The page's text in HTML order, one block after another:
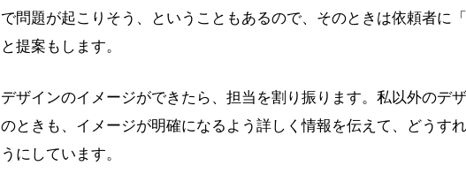
で問題が起こりそう、ということもあるので、そのときは依頼者に
と提案もします。
デザインのイメージができたら、担当を割り振ります。私以外のデ
のときも、イメージが明確になるよう詳しく情報を伝えて、どうす
うにしています。